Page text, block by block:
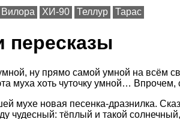
Вилора ХИ-90 Теллур Тарас
пересказы
ну прямо самой умной на всём
муха хоть чуточку умной… Впрочем,
мухе новая песенка-дразнилка.
чудесный: тёплый и такой